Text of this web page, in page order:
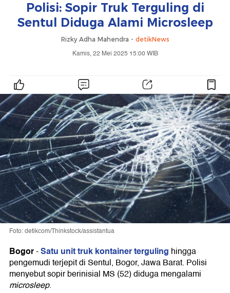
Polisi: Sopir Truk Terguling di
Sentul Diduga Alami Microsleep
Rizky Adha Mahendra - detikNews
Kamis, 22 Mei 2025 15:00 WIB
Foto: detikcom/Thinkstock/assistantua
Bogor-Satu unit truk kontainer terguling hingga
pengemudi terjepit di Sentul, Bogor, Jawa Barat. Polisi
menyebut sopir berinisial MS (52) diduga mengalami
microsleep.